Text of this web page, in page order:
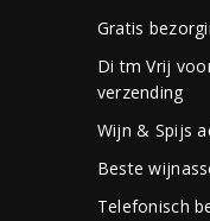
Gratis
Di tm Vrij
verzending
Wijn & Spijs
Beste
Telefonisch